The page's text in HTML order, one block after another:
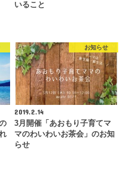
いること
お知らせ
2019.2.14
3月開催「あおもり子育てマ
マのわいわいお茶会」のお知
らせ